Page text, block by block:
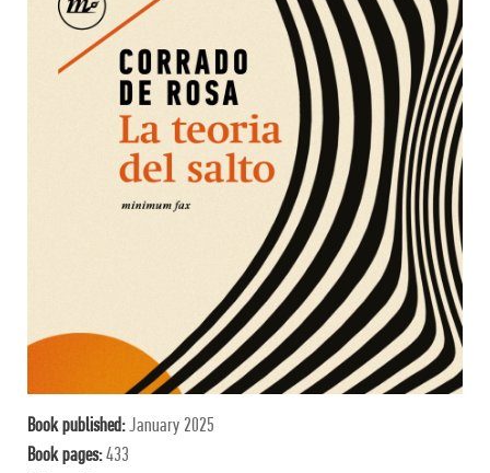
Book published:January 2025
Book pages:433